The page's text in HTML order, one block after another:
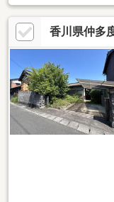
香川県仲多